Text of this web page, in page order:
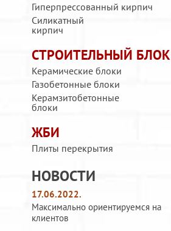
Гиперпрессованный кирпич
Силикатный
кирпич
СТРОИТЕЛЬНЫЙ БЛОК
Керамические блоки
Газобетонные блоки
Керамзитобетонные
блоки
ЖБИ
Плиты перекрытия
НОВОСТИ
17.06.2022.
Максимально ориентируемся на
клиентов